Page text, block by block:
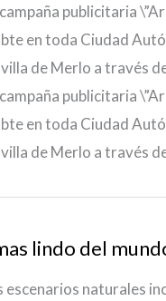
publicitaria
en toda Ciudad
de Merlo a través
publicitaria
en toda Ciudad
de Merlo a través
lindo del
naturales